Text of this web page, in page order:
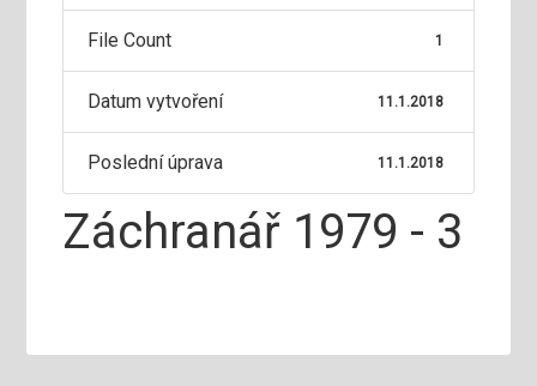
File Count 1
Datum vytvoření 11.1.2018
Poslední úprava 11.1.2018
Záchranář 1979 - 3